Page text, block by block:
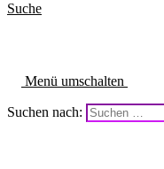
Suche
Menü umschalten
Suchen nach: